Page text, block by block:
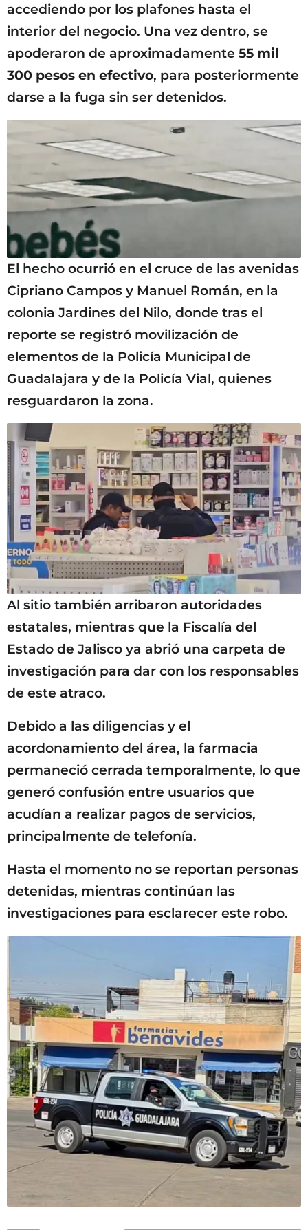
accediendo por los plafones hasta el
interior del negocio. Una vez dentro, se
apoderaron de aproximadamente 55 mil
300 pesos en efectivo, para posteriormente
darse a la fuga sin ser detenidos.
El hecho ocurrió en el cruce de las avenidas
Cipriano Campos y Manuel Román, en la
colonia Jardines del Nilo, donde tras el
reporte se registró movilización de
elementos de la Policía Municipal de
Guadalajara y de la Policía Vial, quienes
resguardaron la zona.
Al sitio también arribaron autoridades
estatales, mientras que la Fiscalía del
Estado de Jalisco ya abrió una carpeta de
investigación para dar con los responsables
de este atraco.
Debido a las diligencias y el
acordonamiento del área, la farmacia
permaneció cerrada temporalmente, lo que
generó confusión entre usuarios que
acudían a realizar pagos de servicios,
principalmente de telefonía.
Hasta el momento no se reportan personas
detenidas, mientras continúan las
investigaciones para esclarecer este robo.